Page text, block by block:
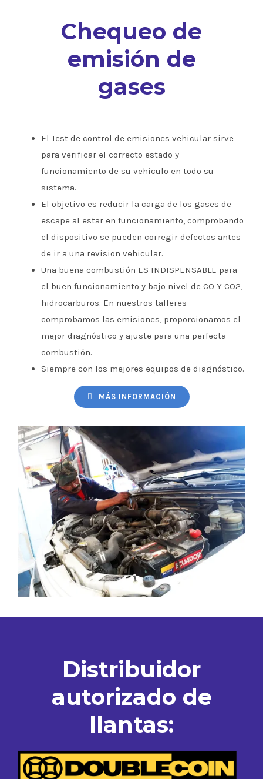
Chequeo de
emisión de
gases
El Test de control de emisiones vehicular sirve
para verificar el correcto estado y
funcionamiento de su vehículo en todo su
sistema.
El objetivo es reducir la carga de los gases de
escape al estar en funcionamiento, comprobando
el dispositivo se pueden corregir defectos antes
de ir a una revision vehicular.
Una buena combustión ES INDISPENSABLE para
el buen funcionamiento y bajo nivel de CO Y CO2,
hidrocarburos. En nuestros talleres
comprobamos las emisiones, proporcionamos el
mejor diagnóstico y ajuste para una perfecta
combustión.
Siempre con los mejores equipos de diagnóstico.
MÁS INFORMACIÓN
Distribuidor
autorizado de
llantas: